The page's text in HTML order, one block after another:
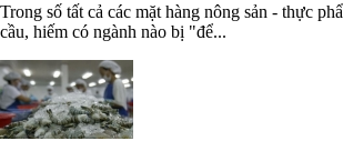
Trong số tất cả các mặt hàng nông sản - thực
cầu, hiếm có ngành nào bị "để...